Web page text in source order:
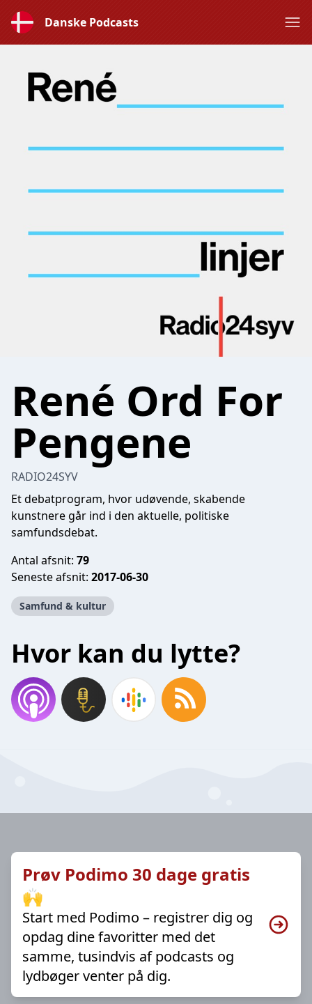
Danske Podcasts
René Ord For
Pengene
RADIO24SYV
Et debatprogram, hvor udøvende, skabende
kunstnere går ind i den aktuelle, politiske
samfundsdebat.
Antal afsnit: 79
Seneste afsnit: 2017-06-30
Samfund & kultur
Hvor kan du lytte?
Prøv Podimo 30 dage gratis
🙌
Start med Podimo – registrer dig og
opdag dine favoritter med det
samme, tusindvis af podcasts og
lydbøger venter på dig.